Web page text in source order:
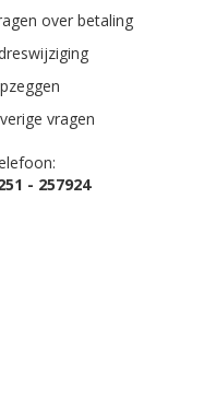
over betaling
vragen
- 257924